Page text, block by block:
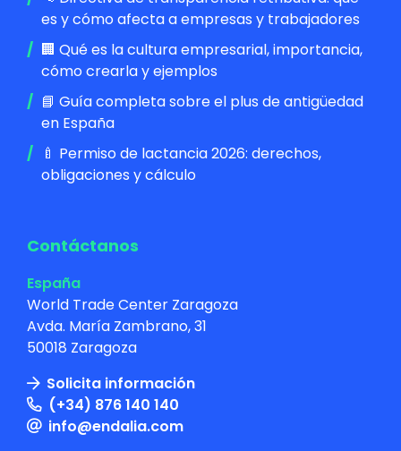
es y cómo afecta a empresas y trabajadores
🏢 Qué es la cultura empresarial, importancia,
cómo crearla y ejemplos
📘 Guía completa sobre el plus de antigüedad
en España
🍼 Permiso de lactancia 2026: derechos,
obligaciones y cálculo
Contáctanos
España
World Trade Center Zaragoza
Avda. María Zambrano, 31
50018 Zaragoza
Solicita información
(+34) 876 140 140
info@endalia.com